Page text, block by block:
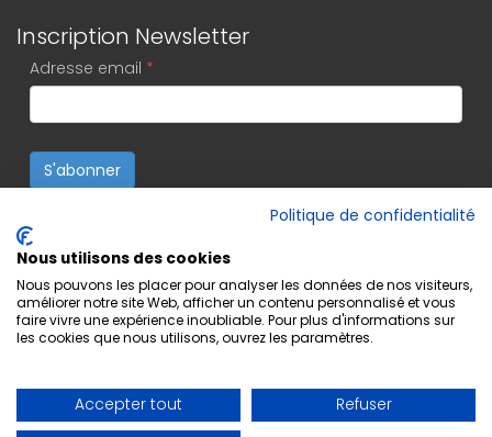
Inscription Newsletter
Adresse email *
S'abonner
Politique de confidentialité
Nous utilisons des cookies
Nous pouvons les placer pour analyser les données de nos visiteurs,
améliorer notre site Web, afficher un contenu personnalisé et vous
faire vivre une expérience inoubliable. Pour plus d'informations sur
les cookies que nous utilisons, ouvrez les paramètres.
Accepter tout
Refuser